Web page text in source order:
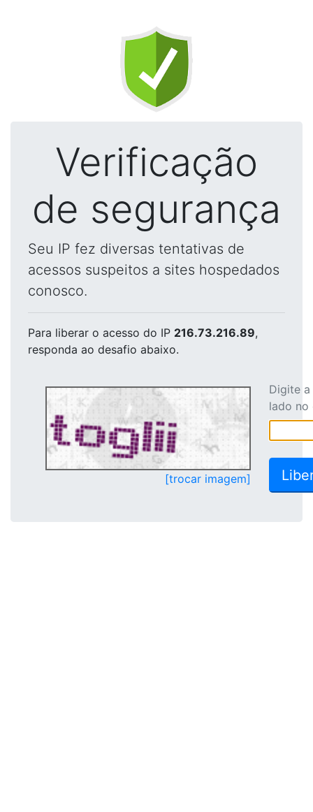
Verificação
de segurança
Seu IP fez diversas tentativas de
acessos suspeitos a sites hospedados
conosco.
Para liberar o acesso do IP 216.73.216.89,
responda ao desafio abaixo.
[trocar imagem]
Digite
lado no